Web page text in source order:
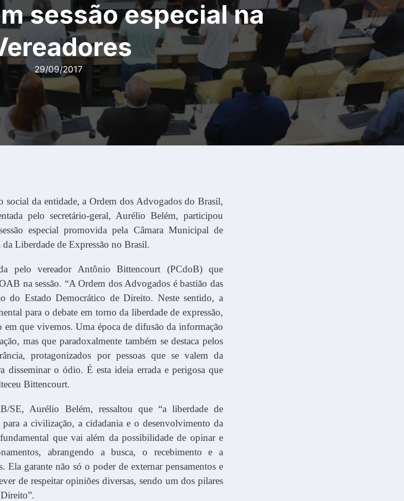
sessão especial na
29/09/2017
social da entidade, a Ordem dos Advogados do Brasil,
pelo secretário-geral, Aurélio Belém, participou
especial promovida pela Câmara Municipal de
Liberdade de Expressão no Brasil.
pelo vereador Antônio Bittencourt (PCdoB) que
na sessão. “A Ordem dos Advogados é bastião das
do Estado Democrático de Direito. Neste sentido, a
para o debate em torno da liberdade de expressão,
que vivemos. Uma época de difusão da informação
mas que paradoxalmente também se destaca pelos
protagonizados por pessoas que se valem da
disseminar o ódio. É esta ideia errada e perigosa que
Bittencourt.
SE, Aurélio Belém, ressaltou que “a liberdade de
para a civilização, a cidadania e o desenvolvimento da
que vai além da possibilidade de opinar e
abrangendo a busca, o recebimento e a
Ela garante não só o poder de externar pensamentos e
de respeitar opiniões diversas, sendo um dos pilares